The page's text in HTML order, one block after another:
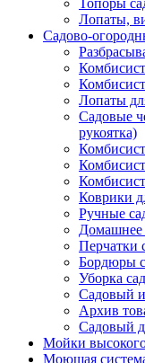
Топоры
Лопаты,
Садово-
Лопаты
Садовые
рукоятка)
Коврики
Ручные
Домашнее
Перчатки
Бордюры
Уборка
Садовый
Архив
Садовый
Мойки
Моющая